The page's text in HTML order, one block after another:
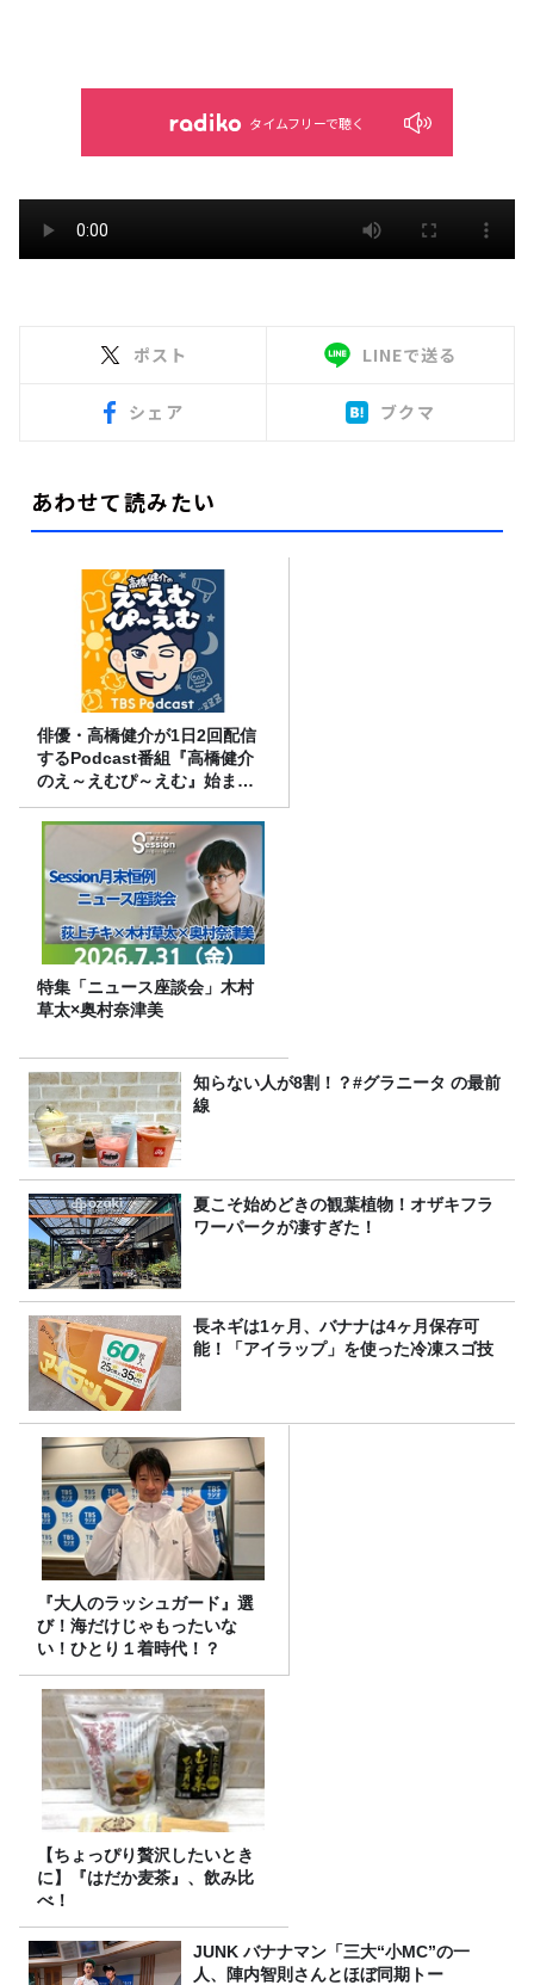
タイムフリーで聴く
ポスト LINEで送る
シェア ブクマ
あわせて読みたい
俳優・高橋健介が1日2回配信
するPodcast番組『高橋健介
のえ～えむぴ～えむ』始まり
ます
特集「ニュース座談会」木村
草太×奥村奈津美
知らない人が8割！？#グラニータ の最前
線
夏こそ始めどきの観葉植物！オザキフラ
ワーパークが凄すぎた！
長ネギは1ヶ月、バナナは4ヶ月保存可
能！「アイラップ」を使った冷凍スゴ技
『大人のラッシュガード』選
び！海だけじゃもったいな
い！ひとり１着時代！？
【ちょっぴり贅沢したいとき
に】『はだか麦茶』、飲み比
べ！
JUNK バナナマン「三大“小MC”の一
人、陣内智則さんとほぼ同期トー